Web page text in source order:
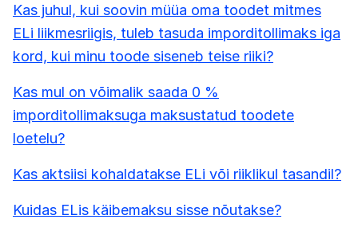
Kas juhul, kui soovin müüa oma toodet mitmes
ELi liikmesriigis, tuleb tasuda imporditollimaks iga
kord, kui minu toode siseneb teise riiki?
Kas mul on võimalik saada 0 %
imporditollimaksuga maksustatud toodete
loetelu?
Kas aktsiisi kohaldatakse ELi või riiklikul tasandil?
Kuidas ELis käibemaksu sisse nõutakse?